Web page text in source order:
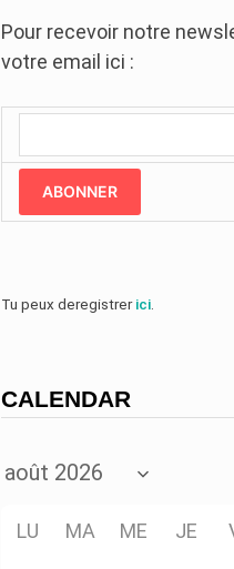
Pour recevoir notre
votre email ici :
ABONNER
Tu peux deregistrerici.
CALENDAR
LU MA ME JE